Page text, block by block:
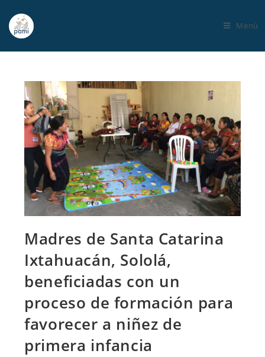
Menú
Madres de Santa Catarina
Ixtahuacán, Sololá,
beneficiadas con un
proceso de formación para
favorecer a niñez de
primera infancia